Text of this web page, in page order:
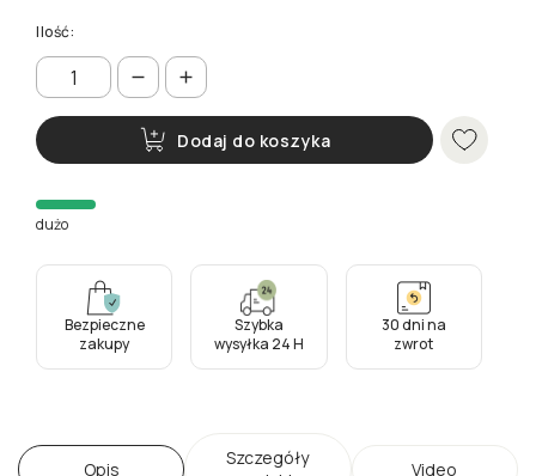
Ilość:
Dodaj do koszyka
dużo
Bezpieczne
zakupy
Szybka
wysyłka 24 H
30 dni na
zwrot
Opis
Szczegóły
Video